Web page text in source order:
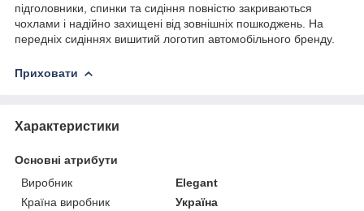
підголовники, спинки та сидіння повністю закриваються
чохлами і надійно захищені від зовнішніх пошкоджень. На
передніх сидіннях вишитий логотип автомобільного бренду.
Приховати
Характеристики
Основні атрибути
Виробник
Elegant
Країна виробник
Україна